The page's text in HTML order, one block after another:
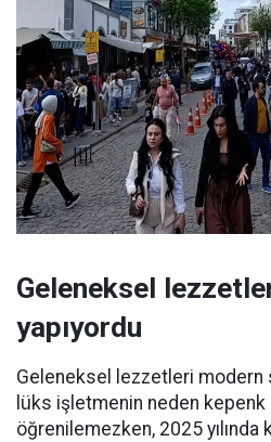
Geleneksel
yapıyordu
Geleneksel lezzetleri modern
lüks işletmenin neden kepenk
öğrenilemezken, 2025